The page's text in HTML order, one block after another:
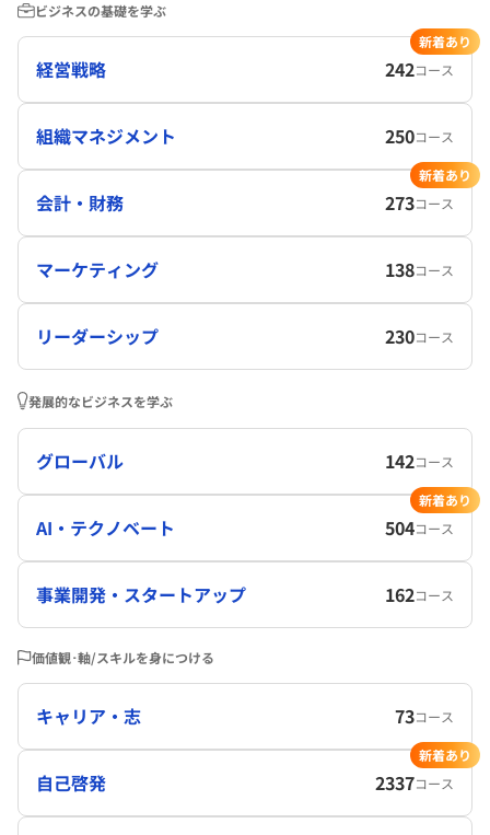
ビジネスの基礎を学ぶ
経営戦略 242コース
新着あり
組織マネジメント 250コース
会計・財務 273コース
新着あり
マーケティング 138コース
リーダーシップ 230コース
発展的なビジネスを学ぶ
グローバル 142コース
AI・テクノベート 504コース
新着あり
事業開発・スタートアップ 162コース
価値観･軸/スキルを身につける
キャリア・志 73コース
自己啓発 2337コース
新着あり